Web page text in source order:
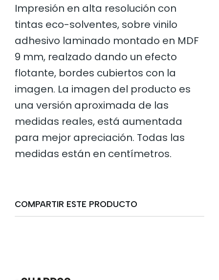
Impresión en alta resolución con
tintas eco-solventes, sobre vinilo
adhesivo laminado montado en MDF
9 mm, realzado dando un efecto
flotante, bordes cubiertos con la
imagen. La imagen del producto es
una versión aproximada de las
medidas reales, está aumentada
para mejor apreciación. Todas las
medidas están en centímetros.
COMPARTIR ESTE PRODUCTO